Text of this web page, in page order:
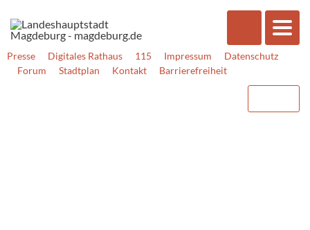
Presse Digitales Rathaus 115 Impressum
Datenschutz
Forum
Stadtplan Kontakt Barrierefreiheit